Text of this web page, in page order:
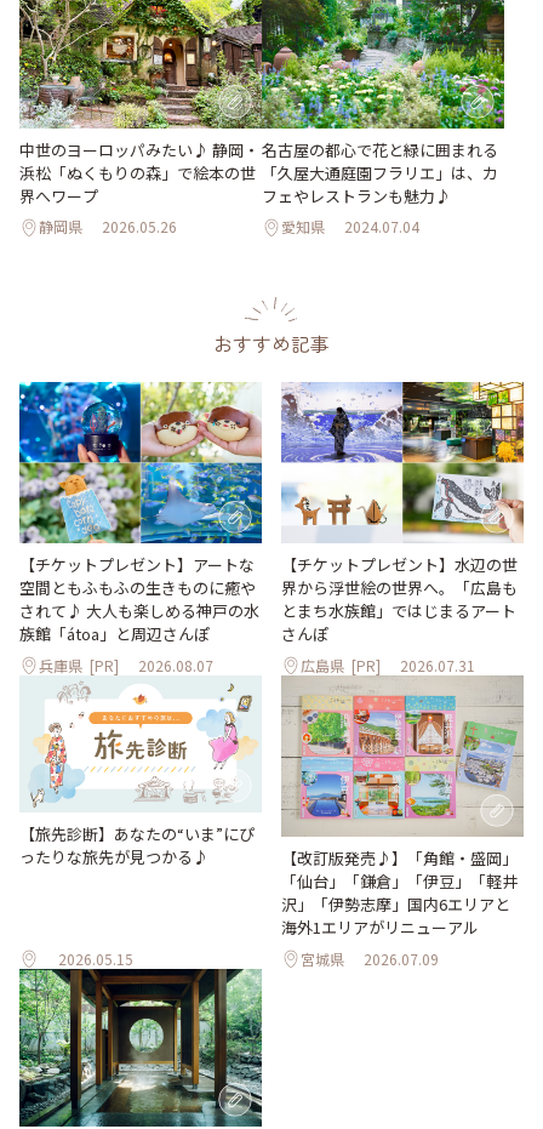
中世のヨーロッパみたい♪ 静岡・
浜松「ぬくもりの森」で絵本の世
界へワープ
静岡県 2026.05.26
名古屋の都心で花と緑に囲まれる
「久屋大通庭園フラリエ」は、カ
フェやレストランも魅力♪
愛知県 2024.07.04
おすすめ記事
【チケットプレゼント】アートな
空間ともふもふの生きものに癒や
されて♪ 大人も楽しめる神戸の水
族館「átoa」と周辺さんぽ
兵庫県 [PR] 2026.08.07
【チケットプレゼント】水辺の世
界から浮世絵の世界へ。「広島も
とまち水族館」ではじまるアート
さんぽ
広島県 [PR] 2026.07.31
【旅先診断】あなたの“いま”にぴ
ったりな旅先が見つかる♪
2026.05.15
【改訂版発売♪】「角館・盛岡」
「仙台」「鎌倉」「伊豆」「軽井
沢」「伊勢志摩」国内6エリアと
海外1エリアがリニューアル
宮城県 2026.07.09